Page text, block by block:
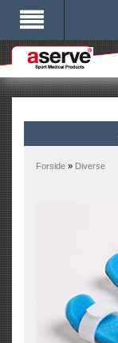
Forside » Diverse